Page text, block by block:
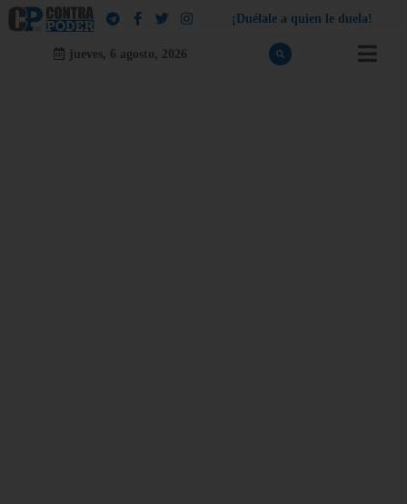
¡ Dué a e a quien e d ue a!
jueves, 6 agosto, 2026